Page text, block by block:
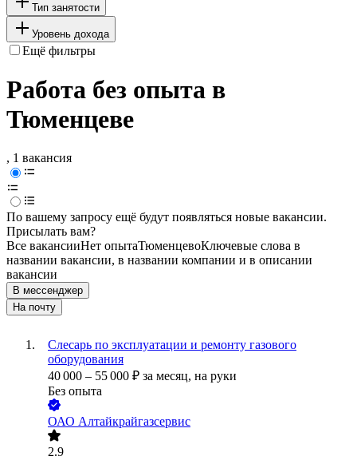
Тип занятости
Уровень дохода
Ещё фильтры
Работа без опыта в
Тюменцеве
, 1 вакансия
По вашему запросу ещё будут появляться новые вакансии.
Присылать вам?
Все вакансииНет опытаТюменцевоКлючевые слова в
названии вакансии, в названии компании и в описании
вакансии
В мессенджер
На почту
Слесарь по эксплуатации и ремонту газового
оборудования
40 000 – 55 000 ₽ за месяц, на руки
Без опыта
ОАО Алтайкрайгазсервис
2.9